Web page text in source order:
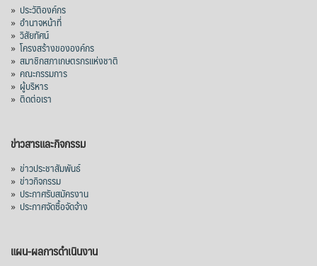
» ประวัติองค์กร
» อำนาจหน้าที่
» วิสัยทัศน์
» โครงสร้างขององค์กร
» สมาชิกสภาเกษตรกรแห่งชาติ
» คณะกรรมการ
» ผู้บริหาร
» ติดต่อเรา
ข่าวสารและกิจกรรม
» ข่าวประชาสัมพันธ์
» ข่าวกิจกรรม
» ประกาศรับสมัครงาน
» ประกาศจัดซื้อจัดจ้าง
แผน-ผลการดำเนินงาน